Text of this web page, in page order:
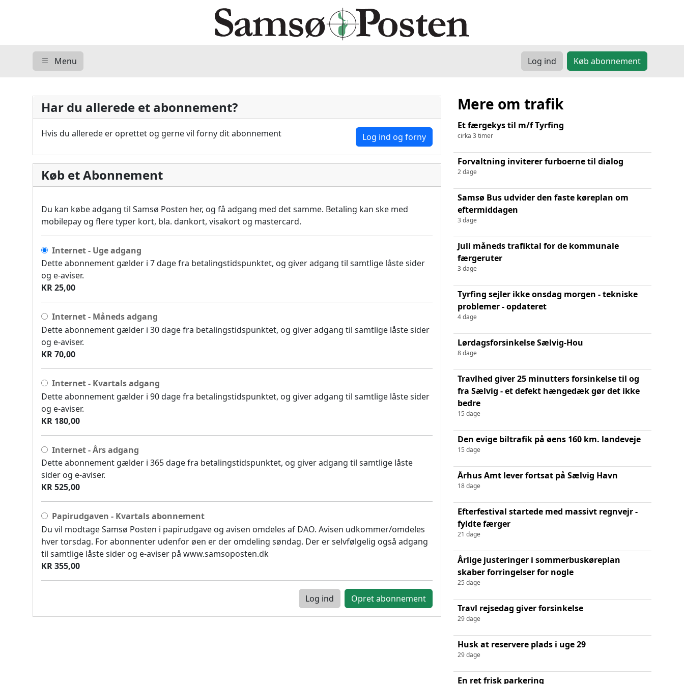
Menu Log ind Køb abonnement
Har du allerede et abonnement?
Hvis du allerede er oprettet og gerne vil forny dit abonnement Log ind og forny
Køb et Abonnement
Du kan købe adgang til Samsø Posten her, og få adgang med det samme. Betaling kan ske med
mobilepay og flere typer kort, bla. dankort, visakort og mastercard.
Internet - Uge adgang
Dette abonnement gælder i 7 dage fra betalingstidspunktet, og giver adgang til samtlige låste sider
og e-aviser.
KR 25,00
Internet - Måneds adgang
Dette abonnement gælder i 30 dage fra betalingstidspunktet, og giver adgang til samtlige låste sider
og e-aviser.
KR 70,00
Internet - Kvartals adgang
Dette abonnement gælder i 90 dage fra betalingstidspunktet, og giver adgang til samtlige låste sider
og e-aviser.
KR 180,00
Internet - Års adgang
Dette abonnement gælder i 365 dage fra betalingstidspunktet, og giver adgang til samtlige låste
sider og e-aviser.
KR 525,00
Papirudgaven - Kvartals abonnement
Du vil modtage Samsø Posten i papirudgave og avisen omdeles af DAO. Avisen udkommer/omdeles
hver torsdag. For abonnenter udenfor øen er der omdeling søndag. Der er selvfølgelig også adgang
til samtlige låste sider og e-aviser på www.samsoposten.dk
KR 355,00
Log ind
Mere om trafik
Et færgekys til m/f Tyrfing
cirka 3 timer
Forvaltning inviterer furboerne til dialog
2 dage
Samsø Bus udvider den faste køreplan om
eftermiddagen
3 dage
Juli måneds trafiktal for de kommunale
færgeruter
3 dage
Tyrfing sejler ikke onsdag morgen - tekniske
problemer - opdateret
4 dage
Lørdagsforsinkelse Sælvig-Hou
8 dage
Travlhed giver 25 minutters forsinkelse til og
fra Sælvig - et defekt hængedæk gør det ikke
bedre
15 dage
Den evige biltrafik på øens 160 km. landeveje
15 dage
Århus Amt lever fortsat på Sælvig Havn
18 dage
Efterfestival startede med massivt regnvejr -
fyldte færger
21 dage
Årlige justeringer i sommerbuskøreplan
skaber forringelser for nogle
25 dage
Travl rejsedag giver forsinkelse
29 dage
Husk at reservere plads i uge 29
29 dage
En ret frisk parkering